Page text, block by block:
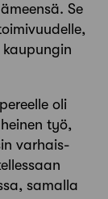
Se
oli
työ,
varhais­
samalla